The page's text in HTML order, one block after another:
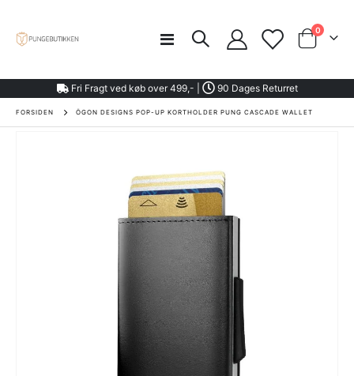
Toggle
0varer
Fri Fragt ved køb over 499,- | 90 Dages Returret
FORSIDEN ÖGON DESIGNS POP-UP KORTHOLDER PUNG CASCADE WALLET